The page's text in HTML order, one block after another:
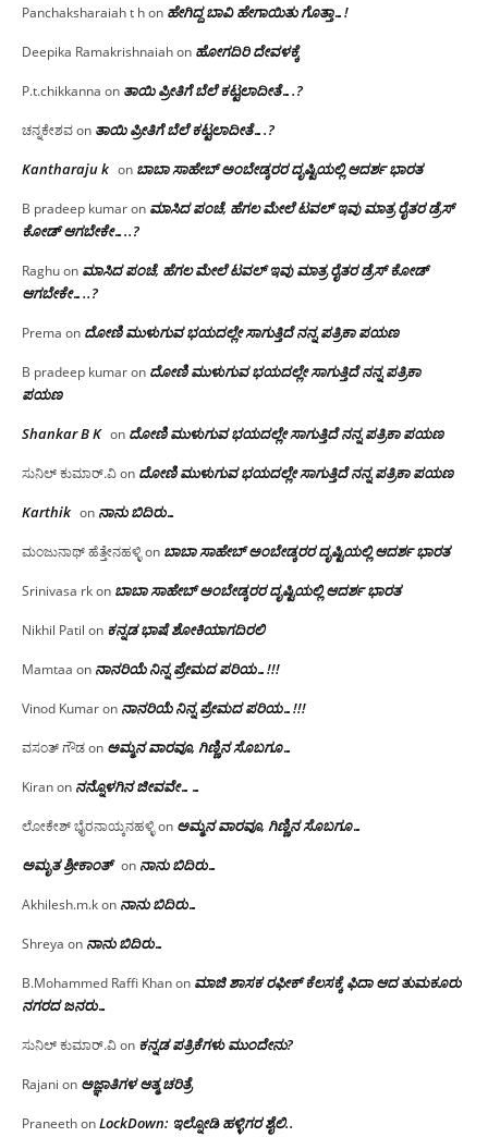
Panchaksharaiah t hon ಹೇಗಿದ್ದ ಬಾವಿ ಹೇಗಾಯಿತು ಗೊತ್ತಾ…!
Deepika Ramakrishnaiahon ಹೋಗದಿರಿ ದೇವಳಕ್ಕೆ
P.t.chikkanna on ತಾಯಿ ಪ್ರೀತಿಗೆ ಬೆಲೆ ಕಟ್ಟಲಾದೀತೆ….?
ಚನ್ನಕೇಶವon ತಾಯಿ ಪ್ರೀತಿಗೆ ಬೆಲೆ ಕಟ್ಟಲಾದೀತೆ….?
Kantharaju k on ಬಾಬಾ ಸಾಹೇಬ್ ಅಂಬೇಡ್ಕರರ ದೃಷ್ಟಿಯಲ್ಲಿ ಆದರ್ಶ ಭಾರತ
B pradeep kumaron ಮಾಸಿದ ಪಂಚೆ, ಹೆಗಲ ಮೇಲೆ ಟವಲ್‌ ಇವು ಮಾತ್ರ ರೈತರ ಡ್ರೆಸ್‌
ಕೋಡ್ ಆಗಬೇಕೇ…..?‌
Raghuon ಮಾಸಿದ ಪಂಚೆ, ಹೆಗಲ ಮೇಲೆ ಟವಲ್‌ ಇವು ಮಾತ್ರ ರೈತರ ಡ್ರೆಸ್‌ ಕೋಡ್
ಆಗಬೇಕೇ…..?‌
Prema on ದೋಣಿ ಮುಳುಗುವ ಭಯದಲ್ಲೇ ಸಾಗುತ್ತಿದೆ ನನ್ನ ಪತ್ರಿಕಾ ಪಯಣ
B pradeep kumaron ದೋಣಿ ಮುಳುಗುವ ಭಯದಲ್ಲೇ ಸಾಗುತ್ತಿದೆ ನನ್ನ ಪತ್ರಿಕಾ
ಪಯಣ
Shankar B K on ದೋಣಿ ಮುಳುಗುವ ಭಯದಲ್ಲೇ ಸಾಗುತ್ತಿದೆ ನನ್ನ ಪತ್ರಿಕಾ ಪಯಣ
ಸುನಿಲ್ ಕುಮಾರ್.ವಿon ದೋಣಿ ಮುಳುಗುವ ಭಯದಲ್ಲೇ ಸಾಗುತ್ತಿದೆ ನನ್ನ ಪತ್ರಿಕಾ ಪಯಣ
Karthik on ನಾನು ಬಿದಿರು…
ಮಂಜುನಾಥ್ ಹೆತ್ತೇನಹಳ್ಳಿon ಬಾಬಾ ಸಾಹೇಬ್ ಅಂಬೇಡ್ಕರರ ದೃಷ್ಟಿಯಲ್ಲಿ ಆದರ್ಶ ಭಾರತ
Srinivasa rkon ಬಾಬಾ ಸಾಹೇಬ್ ಅಂಬೇಡ್ಕರರ ದೃಷ್ಟಿಯಲ್ಲಿ ಆದರ್ಶ ಭಾರತ
Nikhil Patil on ಕನ್ನಡ ಭಾಷೆ ಶೋಕಿಯಾಗದಿರಲಿ
Mamtaa on ನಾನರಿಯೆ ನಿನ್ನ ಪ್ರೇಮದ ಪರಿಯ…!!!
Vinod Kumaron ನಾನರಿಯೆ ನಿನ್ನ ಪ್ರೇಮದ ಪರಿಯ…!!!
ವಸಂತ್ ಗೌಡon ಅಮ್ಮನ ವಾರವೂ, ಗಿಣ್ಣಿನ ಸೊಬಗೂ…
Kiranon ನನ್ನೊಳಗಿನ ಜೀವವೇ……
ಲೋಕೇಶ್ ಭೈರನಾಯ್ಕನಹಳ್ಳಿon ಅಮ್ಮನ ವಾರವೂ, ಗಿಣ್ಣಿನ ಸೊಬಗೂ…
ಅಮೃತ ಶ್ರೀಕಾಂತ್ on ನಾನು ಬಿದಿರು…
Akhilesh.m.kon ನಾನು ಬಿದಿರು…
Shreya on ನಾನು ಬಿದಿರು…
B.Mohammed Raffi Khanon ಮಾಜಿ ಶಾಸಕ ರಫೀಕ್ ಕೆಲಸಕ್ಕೆ ಫಿದಾ ಆದ ತುಮಕೂರು
ನಗರದ ಜನರು…
ಸುನಿಲ್ ಕುಮಾರ್.ವಿon ಕನ್ನಡ ಪತ್ರಿಕೆಗಳು ಮುಂದೇನು?
Rajani on ಅಜ್ಞಾತಿಗಳ ಆತ್ಮ ಚರಿತ್ರೆ
PraneethonLockDown: ಇಲ್ನೋಡಿ ಹಳ್ಳಿಗರ ಶೈಲಿ..